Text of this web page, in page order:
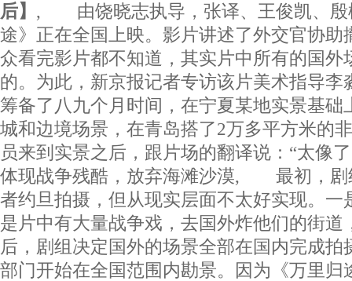
后】 , 由饶晓志执导，张译、王俊凯、殷
途》正在全国上映。影片讲述了外交官协助
众看完影片都不知道，其实片中所有的国外
的。为此，新京报记者专访该片美术指导李
筹备了八九个月时间，在宁夏某地实景基础
城和边境场景，在青岛搭了2万多平方米的
员来到实景之后，跟片场的翻译说：“
体现战争残酷，放弃海滩沙漠, 最初，剧
者约旦拍摄，但从现实层面不太好实现。一
是片中有大量战争戏，去国外炸他们的街道
后，剧组决定国外的场景全部在国内完
部门开始在全国范围内勘景。因为《万里归